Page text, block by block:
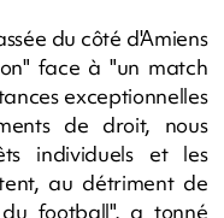
du côté d'Amiens
face à "un match
exceptionnelles
de droit, nous
individuels et les
au détriment de
football", a tonné